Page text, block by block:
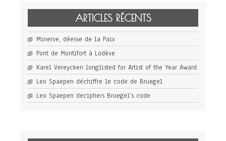
ARTICLES RÉCENTS
Minerve, déesse de la Paix
Pont de Montifort à Lodève
Karel Vereycken longlisted for Artist of the Year Award
Leo Spaepen déchiffre le code de Bruegel
Leo Spaepen deciphers Bruegel’s code